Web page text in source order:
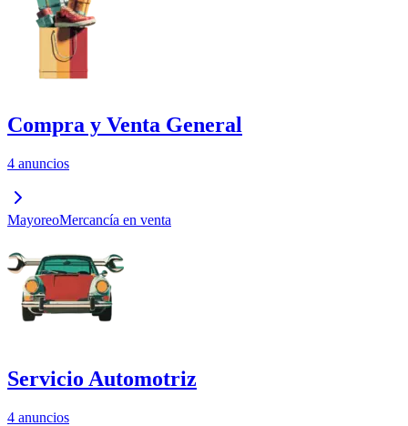
Compra y Venta General
4 anuncios
MayoreoMercancía en venta
Servicio Automotriz
4 anuncios